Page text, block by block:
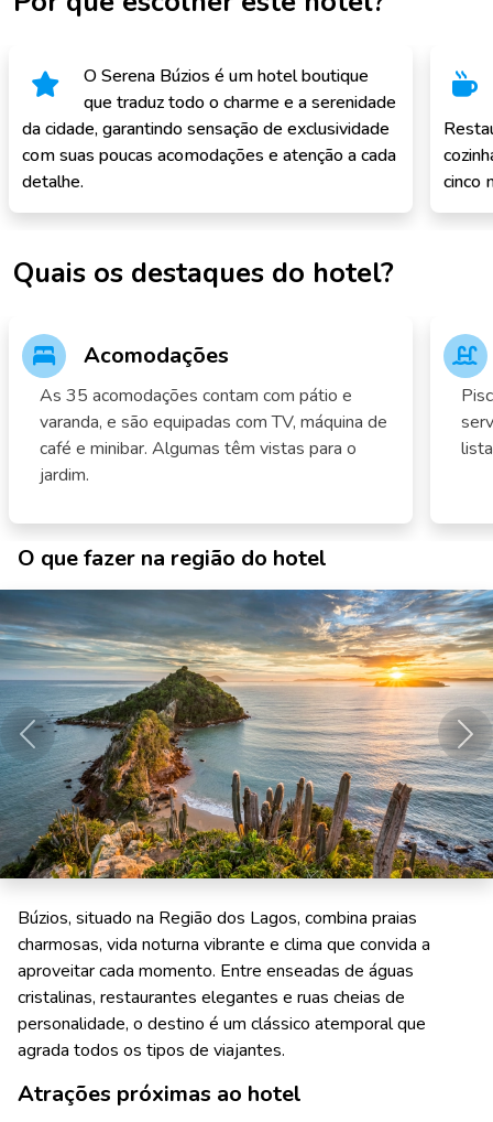
O Serena Búzios é um hotel boutique
que traduz todo o charme e a serenidade
da cidade, garantindo sensação de exclusividade
com suas poucas acomodações e atenção a cada
detalhe.
cinco
Quais os destaques do hotel?
Acomodações
As 35 acomodações contam com pátio e
varanda, e são equipadas com TV, máquina de
café e minibar. Algumas têm vistas para o
jardim.
O que fazer na região do hotel
Anterior
Búzios, situado na Região dos Lagos, combina praias
charmosas, vida noturna vibrante e clima que convida a
aproveitar cada momento. Entre enseadas de águas
cristalinas, restaurantes elegantes e ruas cheias de
personalidade, o destino é um clássico atemporal que
agrada todos os tipos de viajantes.
Atrações próximas ao hotel